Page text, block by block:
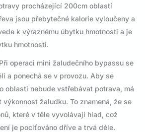
procházející 200cm oblastí
jsou přebytečné kalorie vyloučeny a
k výraznému úbytku hmotnosti a je
hmotnosti.
Při operaci mini žaludečního bypassu se
a ponechá se v provozu. Aby se
oblasti nebude vstřebávat potrava, má
žaludku. To znamená, že se
které v těle vyvolávají hlad, což
je pociťováno dříve a trvá déle.